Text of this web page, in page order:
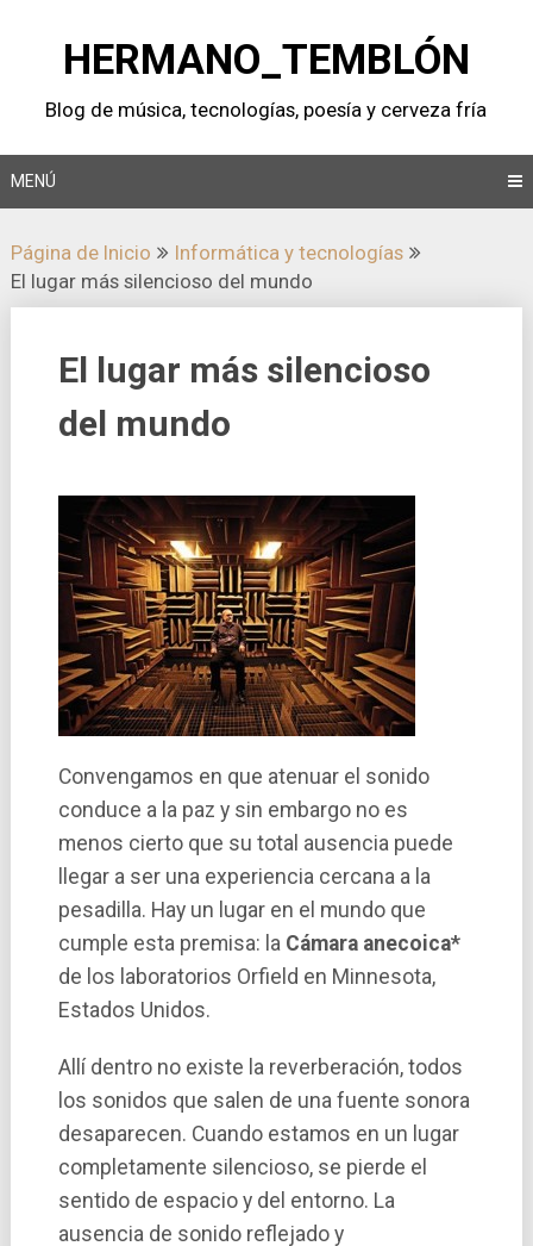
contenidoHERMANO_TEMBLÓN
Blog de música, tecnologí­as, poesí­a y cerveza frí­a
MENÚ
Página de Inicio
Informática y tecnologí­as
El lugar más silencioso del mundo
El lugar más silencioso
del mundo
Convengamos en que atenuar el sonido
conduce a la paz y sin embargo no es
menos cierto que su total ausencia puede
llegar a ser una experiencia cercana a la
pesadilla. Hay un lugar en el mundo que
cumple esta premisa: la Cámara anecoica*
de los laboratorios Orfield en Minnesota,
Estados Unidos.
Allí­ dentro no existe la reverberación, todos
los sonidos que salen de una fuente sonora
desaparecen. Cuando estamos en un lugar
completamente silencioso, se pierde el
sentido de espacio y del entorno. La
ausencia de sonido reflejado y